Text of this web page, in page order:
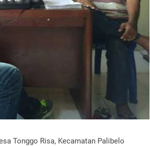
Tonggo Risa, Kecamatan Palibelo